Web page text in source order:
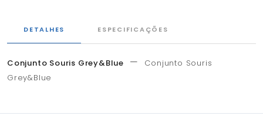
DETALHES ESPECIFICAÇÕES
Conjunto Souris Grey&Blue —
Conjunto Souris
Grey&Blue